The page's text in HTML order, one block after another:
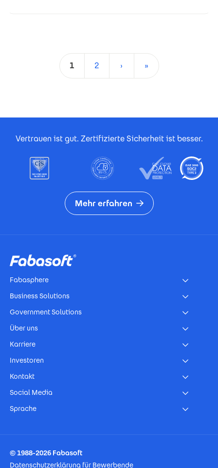
Seitennummerierung
Aktuelle Seite
1
Seite
2
Nächste Seite
›
Letzte Seite
»
Vertrauen ist gut. Zertifizierte Sicherheit ist besser.
Mehr erfahren
Fabasphere
Business Solutions
Government Solutions
Über uns
Karriere
Investoren
Kontakt
Social Media
Sprache
© 1988-2026 Fabasoft
Datenschutzerklärung für Bewerbende